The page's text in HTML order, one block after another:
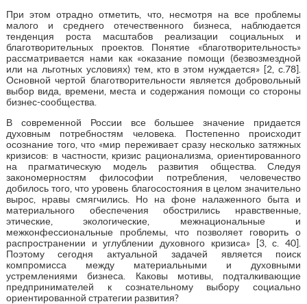
При этом отрадно отметить, что, несмотря на все проблемы
малого и среднего отечественного бизнеса, наблюдается
тенденция роста масштабов реализации социальных и
благотворительных проектов. Понятие «благотворительность»
рассматривается нами как «оказание помощи (безвозмездной
или на льготных условиях) тем, кто в этом нуждается» [2, с.78].
Основной чертой благотворительности является добровольный
выбор вида, времени, места и содержания помощи со стороны
бизнес-сообщества.
В современной России все большее значение придается
духовным потребностям человека. Постепенно происходит
осознание того, что «мир переживает сразу несколько затяжных
кризисов: в частности, кризис рационализма, ориентированного
на прагматическую модель развития общества. Следуя
закономерностям философии потребления, человечество
добилось того, что уровень благосостояния в целом значительно
вырос, нравы смягчились. Но на фоне налаженного быта и
материального обеспечения обострились нравственные,
этические, экологические, межнациональные и
межконфессиональные проблемы, что позволяет говорить о
распространении и углублении духовного кризиса» [3, с. 40].
Поэтому сегодня актуальной задачей является поиск
компромисса между материальными и духовными
устремлениями бизнеса. Каковы мотивы, подталкивающие
предпринимателей к сознательному выбору социально
ориентированной стратегии развития?